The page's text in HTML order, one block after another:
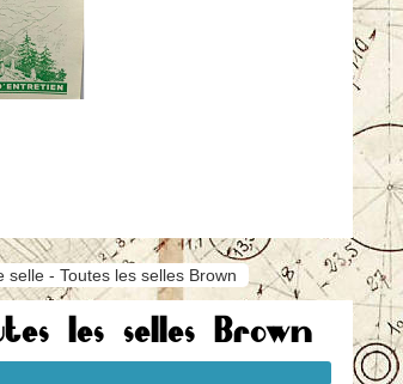
- Toutes les selles Brown
les selles Brown